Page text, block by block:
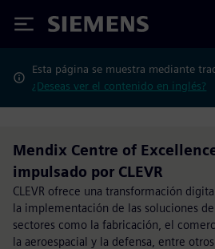
Siemens
Esta página se muestra mediante
¿Deseas ver el contenido en inglés?
Mendix Centre of
impulsado por CLEVR
CLEVR ofrece una transformación
la implementación de las soluciones
sectores como la fabricación, el
la aeroespacial y la defensa, entre